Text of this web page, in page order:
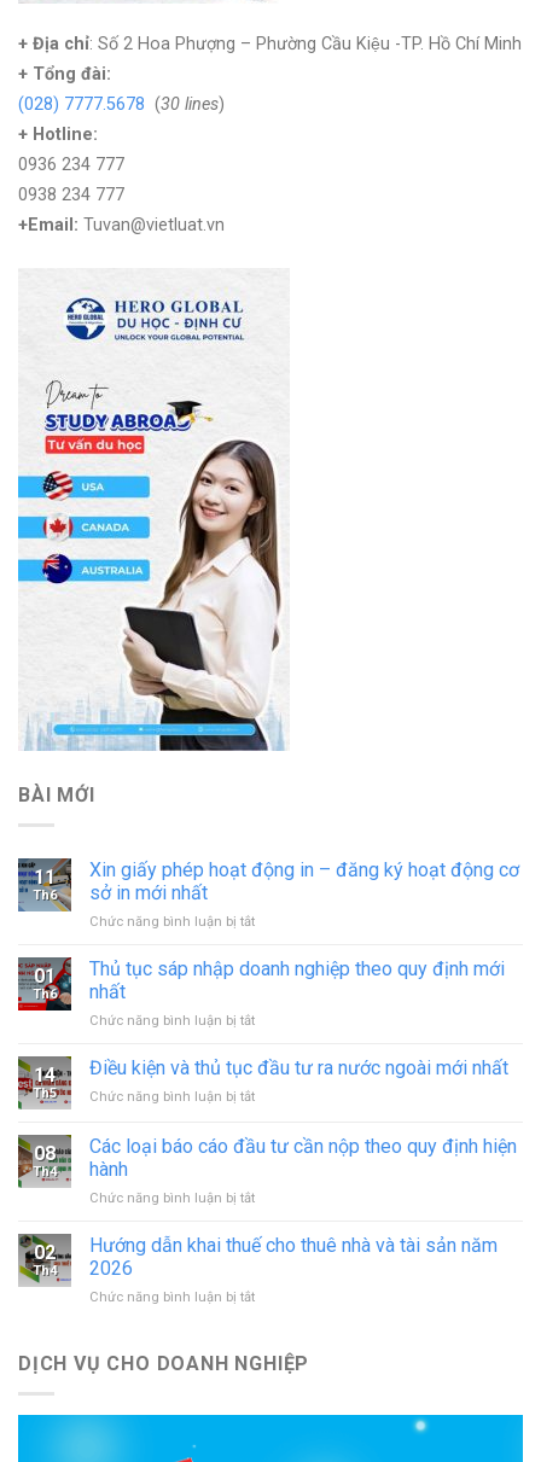
+ Địa chỉ: Số 2 Hoa Phượng – Phường Cầu Kiệu -TP. Hồ Chí Minh
+ Tổng đài:
(028) 7777.5678 (30 lines)
+ Hotline:
0936 234 777
0938 234 777
+Email: Tuvan@vietluat.vn
BÀI MỚI
11
Th6
Xin giấy phép hoạt động in – đăng ký hoạt động cơ
sở in mới nhất
Chức năng bình luận bị tắtở
giấy
động
–
ký
động
in
nhất
01
Th6
Thủ tục sáp nhập doanh nghiệp theo quy định mới
nhất
Chức năng bình luận bị tắtở
tục
nhập
nghiệp
định
nhất
14
Th5
Điều kiện và thủ tục đầu tư ra nước ngoài mới nhất
Chức năng bình luận bị tắtở
kiện
và
tục
tư
ngoài
08
Th4
Các loại báo cáo đầu tư cần nộp theo quy định hiện
hành
Chức năng bình luận bị tắtở
loại
báo
đầu
nộp
02
Th4
Hướng dẫn khai thuế cho thuê nhà và tài sản năm
2026
Chức năng bình luận bị tắtở
khai
thuê
DỊCH VỤ CHO DOANH NGHIỆP